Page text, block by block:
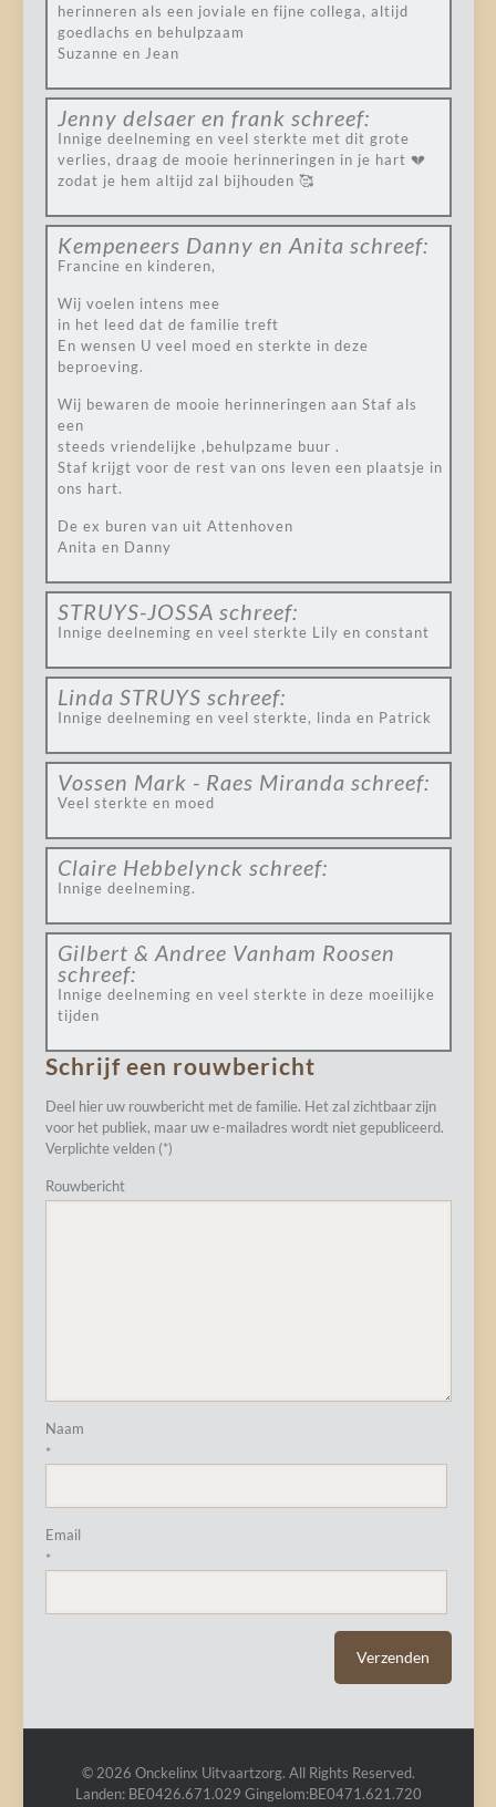
herinneren als een joviale en fijne collega, altijd
goedlachs en behulpzaam
Suzanne en Jean
Jenny delsaer en frank schreef:
Innige deelneming en veel sterkte met dit grote
verlies, draag de mooie herinneringen in je hart 💔
zodat je hem altijd zal bijhouden 🥰
Kempeneers Danny en Anita schreef:
Francine en kinderen,
Wij voelen intens mee
in het leed dat de familie treft
En wensen U veel moed en sterkte in deze
beproeving.
Wij bewaren de mooie herinneringen aan Staf als
een
steeds vriendelijke ,behulpzame buur .
Staf krijgt voor de rest van ons leven een plaatsje in
ons hart.
De ex buren van uit Attenhoven
Anita en Danny
STRUYS-JOSSA schreef:
Innige deelneming en veel sterkte Lily en constant
Linda STRUYS schreef:
Innige deelneming en veel sterkte, linda en Patrick
Vossen Mark - Raes Miranda schreef:
Veel sterkte en moed
Claire Hebbelynck schreef:
Innige deelneming.
Gilbert & Andree Vanham Roosen
schreef:
Innige deelneming en veel sterkte in deze moeilijke
tijden
Schrijf een rouwbericht
Deel hier uw rouwbericht met de familie. Het zal zichtbaar zijn
voor het publiek, maar uw e-mailadres wordt niet gepubliceerd.
Verplichte velden (*)
Rouwbericht
Naam
*
Email
*
© 2026 Onckelinx Uitvaartzorg. All Rights Reserved.
Landen: BE0426.671.029 Gingelom:BE0471.621.720